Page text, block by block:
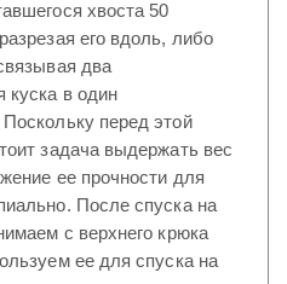
хвоста 50
его вдоль, либо
два
куска в один
перед этой
задача выдержать вес
ее прочности для
После спуска на
с верхнего крюка
ее для спуска на